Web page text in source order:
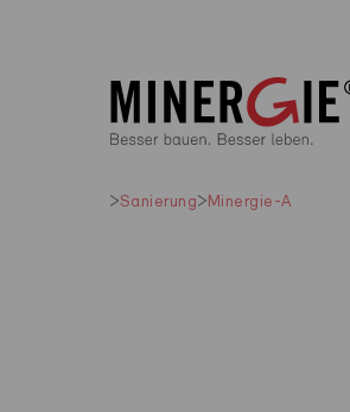
Sanierung Minergie-A